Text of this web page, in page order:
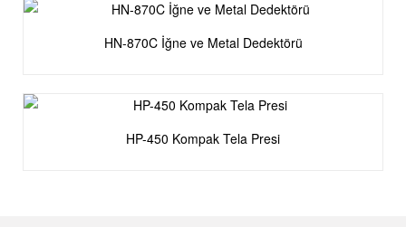
HN-870C İğne ve Metal Dedektörü
HP-450 Kompak Tela Presi